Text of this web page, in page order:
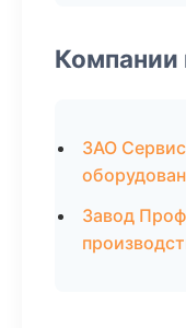
Компании
ЗАО
Завод